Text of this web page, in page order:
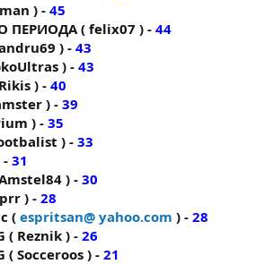
) - 45
ПЕРИОДА ( felix07 ) - 44
) - 43
) -43
) - 40
) - 39
) - 35
) - 33
- 31
) - 30
) - 28
( espritsan@ yahoo.com ) - 28
( Reznik ) - 26
( Socceroos ) - 21